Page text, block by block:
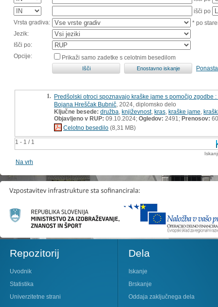
išči po
Vrsta gradiva:
* po
Jezik:
Išči po:
Opcije:
Prikaži samo zadetke s celotnim besedilom
1 - 1 / 1
1. Predšolski otroci spoznavajo kraške jame s pomočjo zgodbe
Bojana Hreščak Bubnič , 2024, diplomsko delo
Ključne besede: družba književnost, kras kraške jame
Objavljeno v RUP: 09.10.2024; Ogledov: 2491; Prenosov: 60
Celotno besedilo (8,31 MB)
Na vrh
Repozitorij
Uvodnik
Statistika
Univerzitetne strani
Dela
Iskanje
Brskanje
Oddaja zaključnega dela